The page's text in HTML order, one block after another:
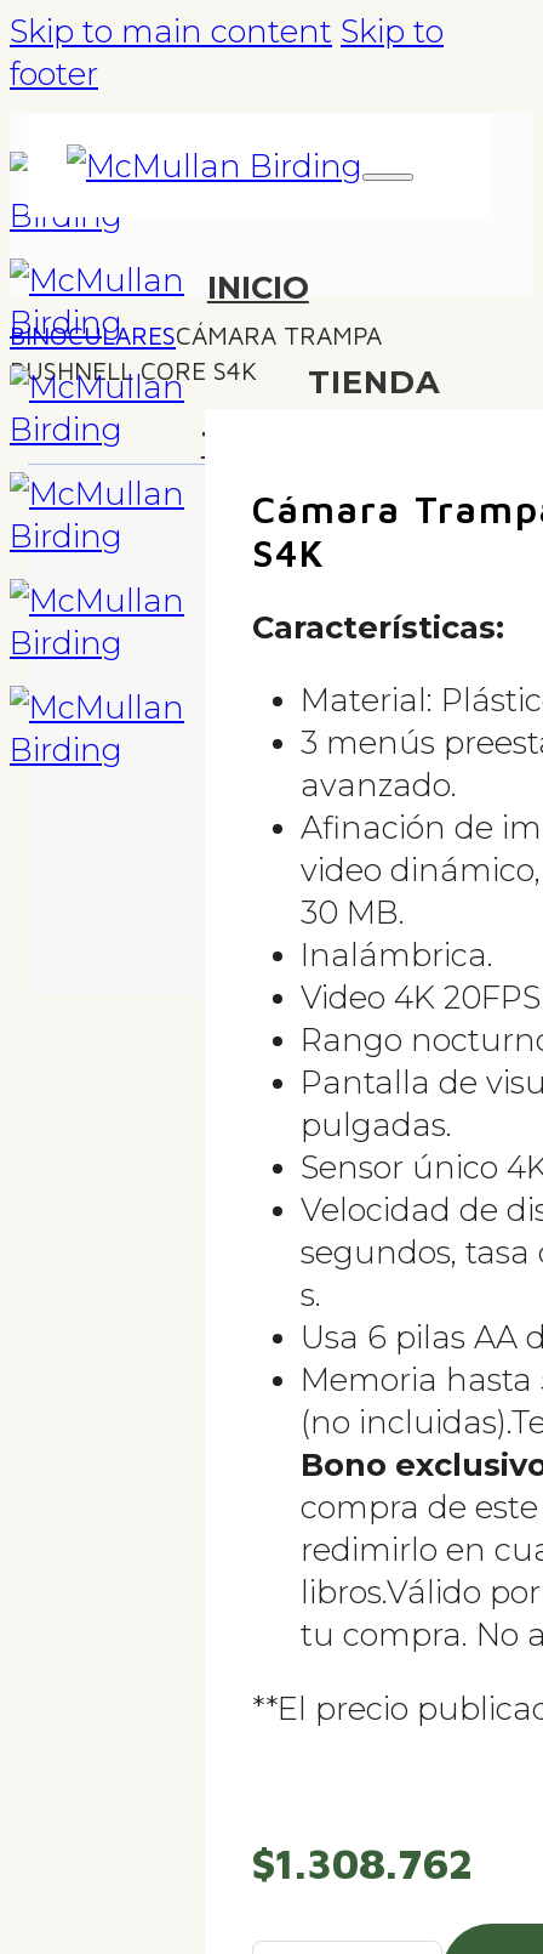
Skip to main content Skip to
footer
INICIO
TIENDA
TOURS
BINOCULARESCÁMARA TRAMPA
BUSHNELL CORE S4K
Cámara
S4K
Características:
Material:
3 menús
avanzado.
Afinación de
video
30 MB.
Inalámbrica.
Video 4K
Rango
Pantalla de
pulgadas.
Sensor único
Velocidad de
segundos, tasa
s.
Usa 6 pilas AA
Memoria hasta
(no
Bono
compra de
redimirlo en
libros.Válido
tu compra. No
**El precio
$1.308.762